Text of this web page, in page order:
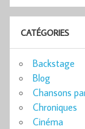
CATÉGORIES
Backstage
Blog
Chansons
Chroniques
Cinéma